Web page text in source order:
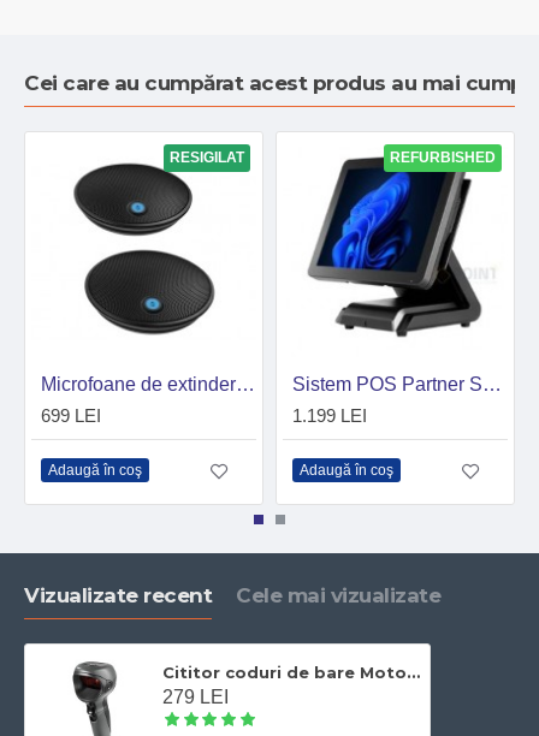
Cei care au cumpărat acest produs au mai
RESIGILAT
Microfoane de extindere Logitech V-U0037 pentru conferințe video și audio, negru - Produs nou
699 LEI
Adaugă în coş
REFURBISHED
Sistem POS Partner SP-1060, Intel Core i5 6500TE - 2.3 GHz, RAM 8GB DDR4, SSD 240 GB, 15 inch, Touchscreen
1.199 LEI
Adaugă în coş
Vizualizate recent Cele mai vizualizate
Cititor coduri de bare Motorola Symbol DS9808, 1D, 2D, USB
279 LEI